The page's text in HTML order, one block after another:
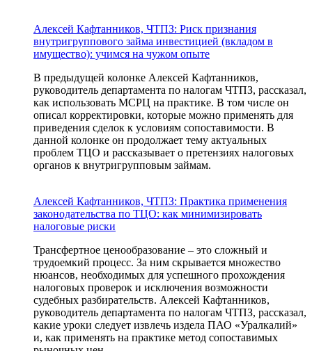
Алексей Кафтанников, ЧТПЗ: Риск признания
внутригруппового займа инвестицией (вкладом в
имущество): учимся на чужом опыте
В предыдущей колонке Алексей Кафтанников,
руководитель департамента по налогам ЧТПЗ, рассказал,
как использовать МСРЦ на практике. В том числе он
описал корректировки, которые можно применять для
приведения сделок к условиям сопоставимости. В
данной колонке он продолжает тему актуальных
проблем ТЦО и рассказывает о претензиях налоговых
органов к внутригрупповым займам.
Алексей Кафтанников, ЧТПЗ: Практика применения
законодательства по ТЦО: как минимизировать
налоговые риски
Трансфертное ценообразование – это сложный и
трудоемкий процесс. За ним скрывается множество
нюансов, необходимых для успешного прохождения
налоговых проверок и исключения возможности
судебных разбирательств. Алексей Кафтанников,
руководитель департамента по налогам ЧТПЗ, рассказал,
какие уроки следует извлечь издела ПАО «Уралкалий»
и, как применять на практике метод сопоставимых